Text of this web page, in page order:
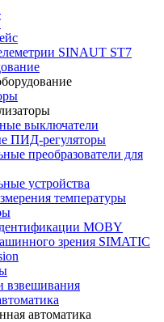
SINAUT ST7
выключатели
ПИД-регуляторы
преобразователи для
устройства
температуры
MOBY
зрения SIMATIC
взвешивания
автоматика